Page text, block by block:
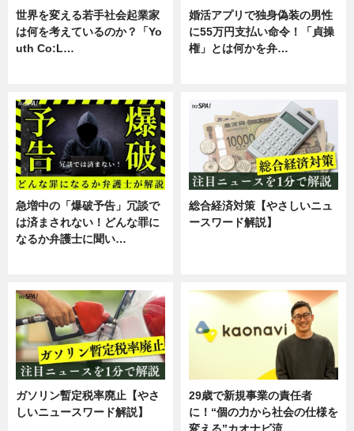
世界を変える若手社会起業家
は何を考えているのか？「Yo
uth Co:L…
婚活アプリで独身偽装の男性
に55万円支払い命令！「貞操
権」とは何かを弁…
急増中の「爆破予告」冗談で
は済まされない！どんな罪に
なるか弁護士に聞い…
総合経済対策【やさしいニュ
ースワード解説】
ガソリン暫定税率廃止【やさ
しいニュースワード解説】
29歳で新規事業の責任者
に！“個の力から社会の仕様を